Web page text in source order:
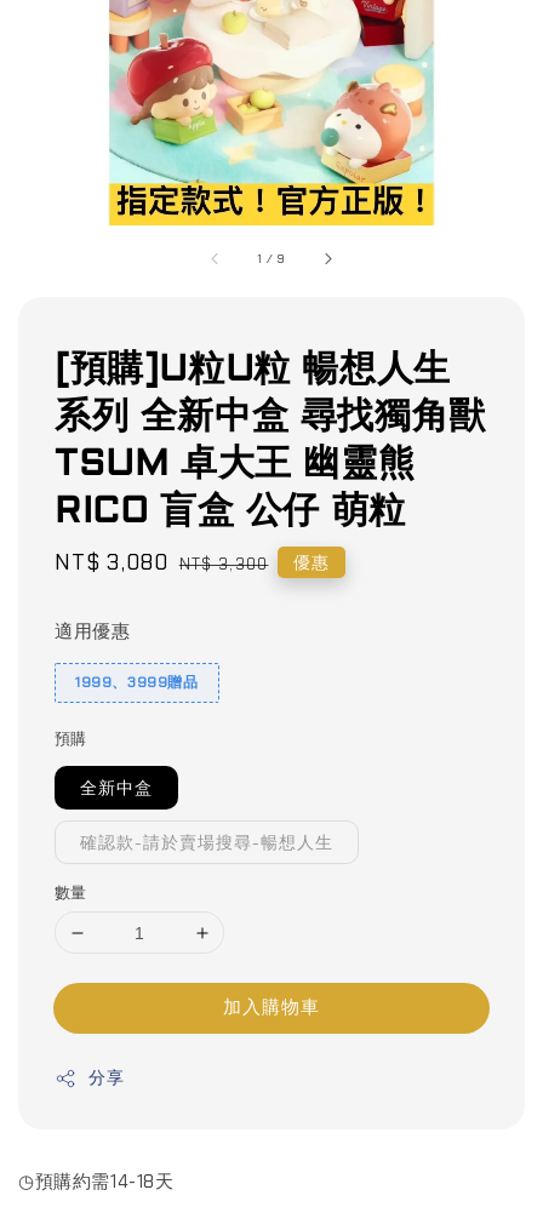
1 / 9
[預購]U粒U粒 暢想人生
系列 全新中盒 尋找獨角獸
TSUM 卓大王 幽靈熊
RICO 盲盒 公仔 萌粒
Sale
NT$ 3,080 Regular
NT$ 3,300 優惠
適用優惠
1999、3999贈品
預購
全新中盒
確認款-請於賣場搜尋-暢想人生
數量
加入購物車
分享
◷預購約需14-18天